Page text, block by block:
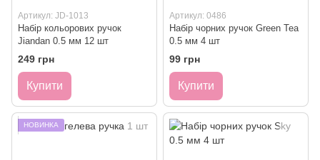
Артикул: JD-1013
Набір кольорових ручок
Jiandan 0.5 мм 12 шт
249 грн
Купити
Артикул: 0486
Набір чорних ручок Green Tea
0.5 мм 4 шт
99 грн
Купити
НОВИНКА